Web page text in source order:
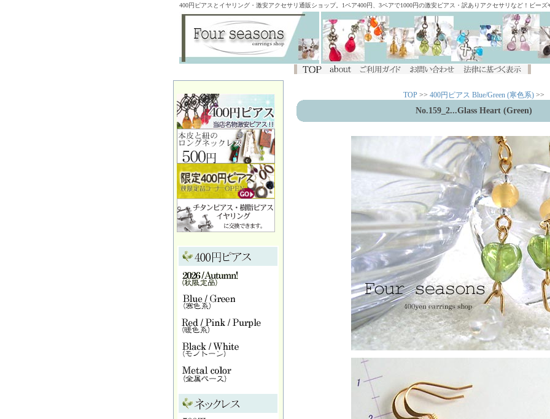
400円ピアスとイヤリング・激安アクセサリ通販ショップ。1ペア400円、3ペアで1000円の激安ピアス・訳ありアクセサリなど！ビー
TOP >> 400円ピアス Blue/Green (寒色系) >>
No.159_2...Glass Heart (Green)